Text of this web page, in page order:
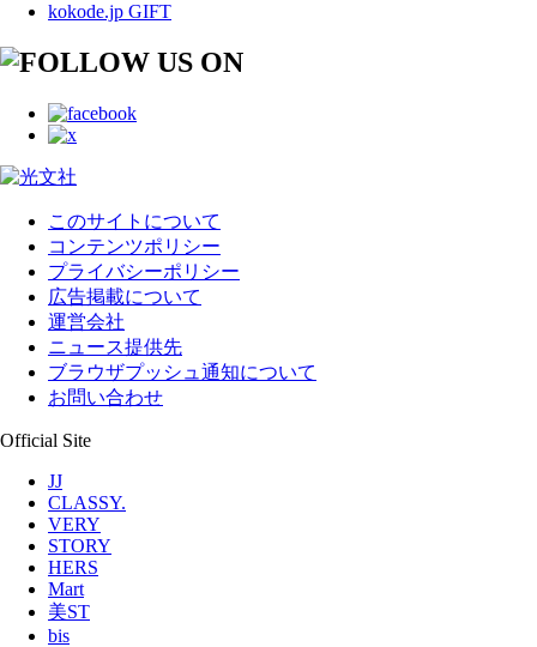
kokode.jp GIFT
このサイトについて
コンテンツポリシー
プライバシーポリシー
広告掲載について
運営会社
ニュース提供先
ブラウザプッシュ通知について
お問い合わせ
Official Site
JJ
CLASSY.
VERY
STORY
HERS
Mart
美ST
bis